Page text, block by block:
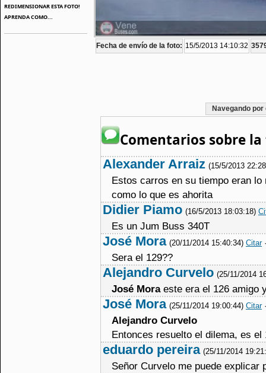
REDIMENSIONAR ESTA FOTO!
APRENDA COMO...
Fecha de envío de la foto: 15/5/2013 14:10:32
Navegando
Comentarios sobre
Alexander Arraiz (15/5/2013
Estos carros en su tiempo eran
como lo que es ahorita
Didier Piamo (16/5/2013 18:03:18)
Es un Jum Buss 340T
José Mora (20/11/2014 15:40:34) Citar
Sera el 129??
Alejandro Curvelo (25/11/2014
José Moraeste era el 126 amigo
José Mora (25/11/2014 19:00:44) Citar
Alejandro Curvelo
Entonces resuelto el dilema, es
eduardo pereira (25/11/2014
Señor Curvelo me puede